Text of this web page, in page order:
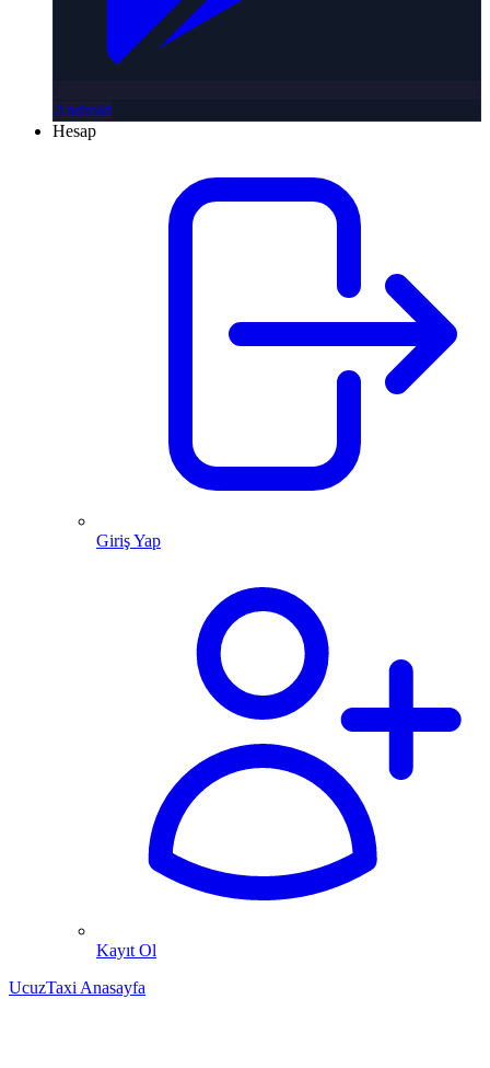
Android
Hesap
Giriş Yap
Kayıt Ol
UcuzTaxi Anasayfa